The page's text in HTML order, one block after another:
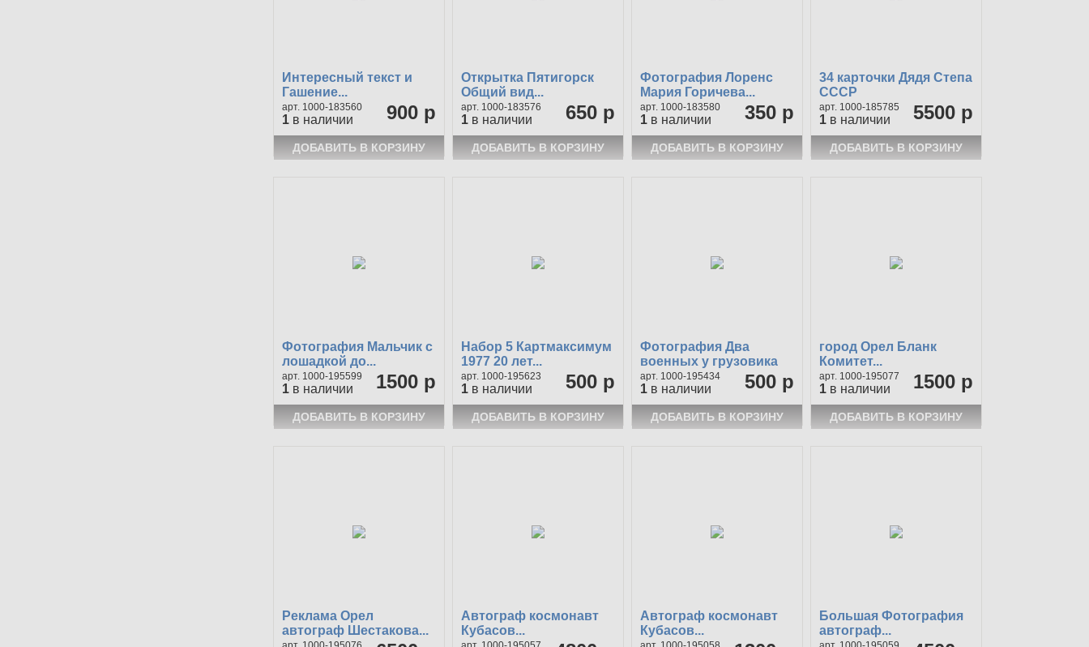
Интересный текст и
Гашение...
900 р
1000-183560
1 в наличии
Открытка Пятигорск
Общий вид...
650 р
1000-183576
1 в наличии
Фотография Лоренс
Мария Горичева...
350 р
1000-183580
1 в наличии
34 карточки Дядя Степа
СССР
5500 р
1000-185785
1 в наличии
Фотография Мальчик с
лошадкой до...
1500 р
1000-195599
1 в наличии
Набор 5 Картмаксимум
1977 20 лет...
500 р
1000-195623
1 в наличии
Фотография Два
военных у грузовика
500 р
1000-195434
1 в наличии
город Орел Бланк
Комитет...
1500 р
1000-195077
1 в наличии
Реклама Орел
автограф Шестакова...
Автограф космонавт
Кубасов...
Автограф космонавт
Кубасов...
Большая Фотография
автограф...